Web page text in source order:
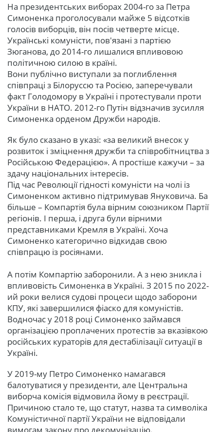
На президентських виборах 2004-го за Петра
Симоненка проголосували майже 5 відсотків
голосів виборців, він посів четверте місце.
Українські комуністи, пов'язані з партією
Зюганова, до 2014-го лишалися впливовою
політичною силою в країні.
Вони публічно виступали за поглиблення
співпраці з Білоруссю та Росією, заперечували
факт Голодомору в Україні і протестували проти
України в НАТО. 2012-го Путін відзначив зусилля
Симоненка орденом Дружби народів.
Як було сказано в указі: «за великий внесок у
розвиток і зміцнення дружби та співробітництва з
Російською Федерацією». А простіше кажучи – за
здачу національних інтересів.
Під час Революції гідності комуністи на чолі із
Симоненком активно підтримував Януковича. Ба
більше – Компартія була вірним союзником Партії
регіонів. І перша, і друга були вірними
представниками Кремля в Україні. Хоча
Симоненко категорично відкидав свою
співпрацю із росіянами.
А потім Компартію заборонили. А з нею зникла і
впливовість Симоненка в Україні. З 2015 по 2022-
ий роки велися судові процеси щодо заборони
КПУ, які завершилися фіаско для комуністів.
Водночас у 2018 році Симоненко займався
організацією проплачених протестів за вказівкою
російських кураторів для дестабілізації ситуації в
Україні.
У 2019-му Петро Симоненко намагався
балотуватися у президенти, але Центральна
виборча комісія відмовила йому в реєстрації.
Причиною стало те, що статут, назва та символіка
Комуністичної партії України не відповідали
вимогам закону про декомунізацію.